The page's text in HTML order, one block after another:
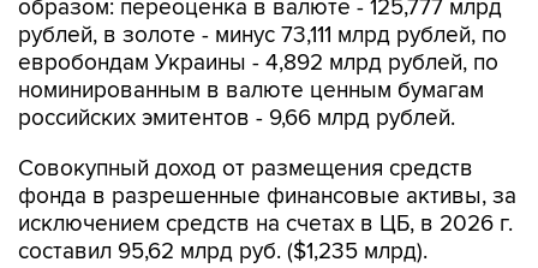
образом: переоценка в валюте - 125,777 млрд
рублей, в золоте - минус 73,111 млрд рублей, по
евробондам Украины - 4,892 млрд рублей, по
номинированным в валюте ценным бумагам
российских эмитентов - 9,66 млрд рублей.
Совокупный доход от размещения средств
фонда в разрешенные финансовые активы, за
исключением средств на счетах в ЦБ, в 2026 г.
составил 95,62 млрд руб. ($1,235 млрд).